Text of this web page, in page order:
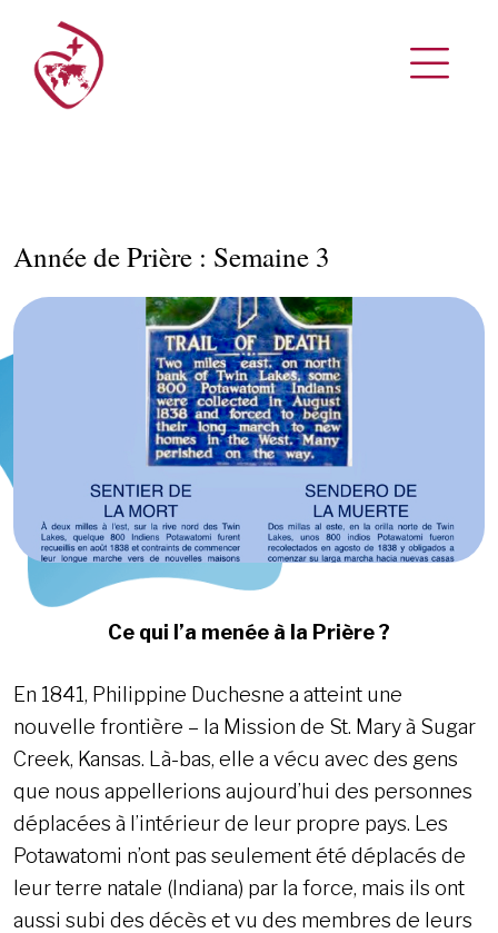
Année de Prière : Semaine 3
Ce qui l’a menée à la Prière ?
En 1841, Philippine Duchesne a atteint une
nouvelle frontière – la Mission de St. Mary à Sugar
Creek, Kansas. Là-bas, elle a vécu avec des gens
que nous appellerions aujourd’hui des personnes
déplacées à l’intérieur de leur propre pays. Les
Potawatomi n’ont pas seulement été déplacés de
leur terre natale (Indiana) par la force, mais ils ont
aussi subi des décès et vu des membres de leurs